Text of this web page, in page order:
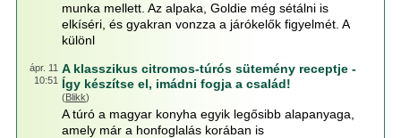
munka mellett. Az alpaka, Goldie még sétálni is
elkíséri, és gyakran vonzza a járókelők figyelmét. A
különl
ápr. 11
10:51
A klasszikus citromos-túrós sütemény receptje -
Így készítse el, imádni fogja a család!
(Blikk)
A túró a magyar konyha egyik legősibb alapanyaga,
amely már a honfoglalás korában is